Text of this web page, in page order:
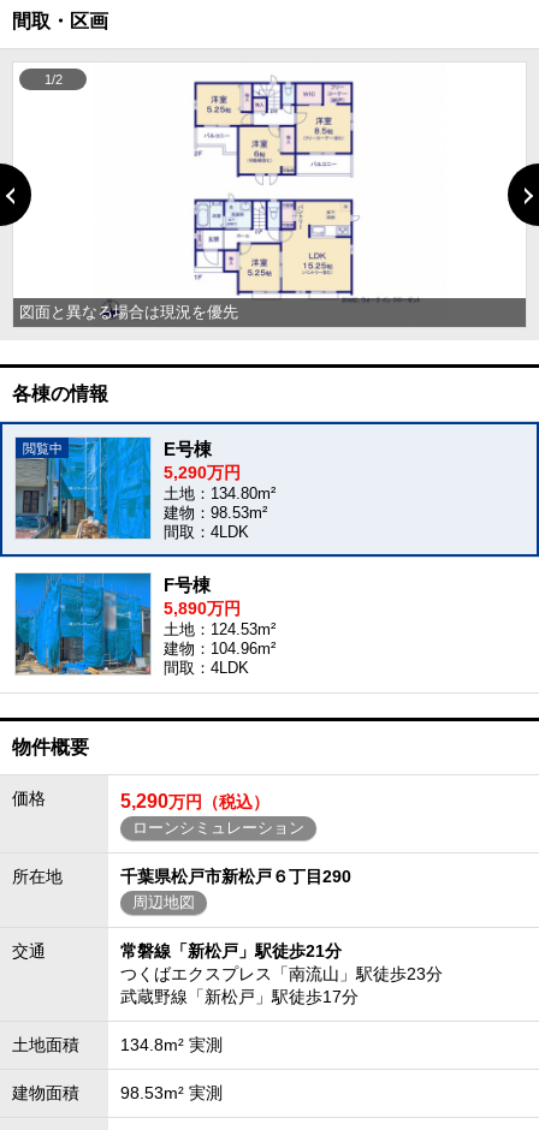
間取・区画
図面と異なる場合は現況を優先
1/2
各棟の情報
E号棟
5,290万円
土地：134.80m²
建物：98.53m²
間取：4LDK
F号棟
5,890万円
土地：124.53m²
建物：104.96m²
間取：4LDK
物件概要
価格 5,290万円（税込）
ローンシミュレーション
所在地 千葉県松戸市新松戸６丁目290
周辺地図
交通
常磐線「新松戸」駅徒歩21分
つくばエクスプレス「南流山」駅徒歩23分
武蔵野線「新松戸」駅徒歩17分
土地面積 134.8m² 実測
建物面積 98.53m² 実測